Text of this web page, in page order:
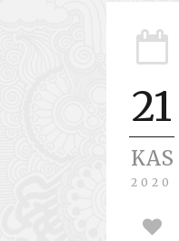
21
KAS
2020